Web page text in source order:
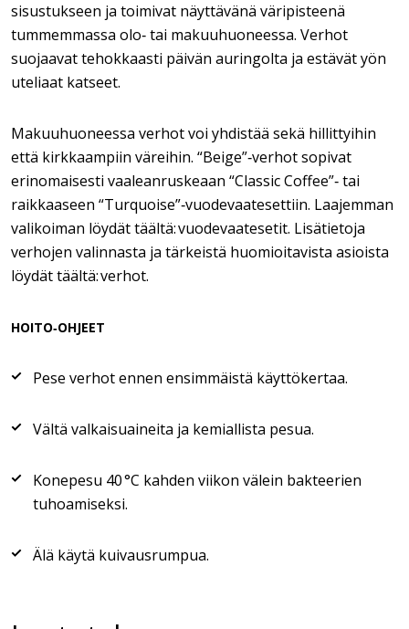
sisustukseen ja toimivat näyttävänä väripisteenä
tummemmassa olo‑ tai makuuhuoneessa. Verhot
suojaavat tehokkaasti päivän auringolta ja estävät yön
uteliaat katseet.
Makuuhuoneessa verhot voi yhdistää sekä hillittyihin
että kirkkaampiin väreihin. “Beige”‑verhot sopivat
erinomaisesti vaaleanruskeaan “Classic Coffee”‑ tai
raikkaaseen “Turquoise”‑vuodevaatesettiin. Laajemman
valikoiman löydät täältä: vuodevaatesetit. Lisätietoja
verhojen valinnasta ja tärkeistä huomioitavista asioista
löydät täältä: verhot.
HOITO‑OHJEET
Pese verhot ennen ensimmäistä käyttökertaa.
Vältä valkaisuaineita ja kemiallista pesua.
Konepesu 40 °C kahden viikon välein bakteerien
tuhoamiseksi.
Älä käytä kuivausrumpua.